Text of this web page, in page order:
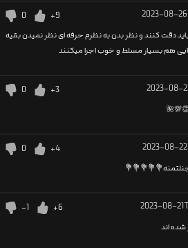
2023-08-
+9
0
دقت کنند و نظر بدن به نظرم حرفه ای نظر نمیدن بقیه
هم بسیار مسلط و خوب اجرا میکنند
2023-08-
+3
0
2023-08-
+4
0
2023-08-
+6
-1
شده اند